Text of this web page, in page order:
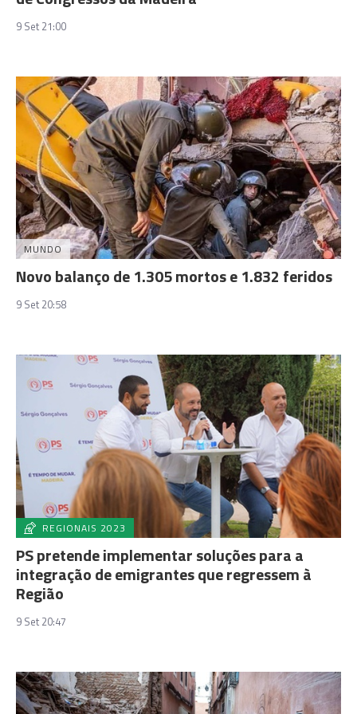
9 Set 21:00
MUNDO
Novo balanço de 1.305 mortos e 1.832 feridos
9 Set 20:58
REGIONAIS 2023
PS pretende implementar soluções para a
integração de emigrantes que regressem à
Região
9 Set 20:47